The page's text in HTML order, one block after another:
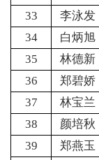
33
李泳发
34
白炳旭
35
林德新
36
郑碧娇
37
林宝兰
38
颜培秋
39
郑燕玉